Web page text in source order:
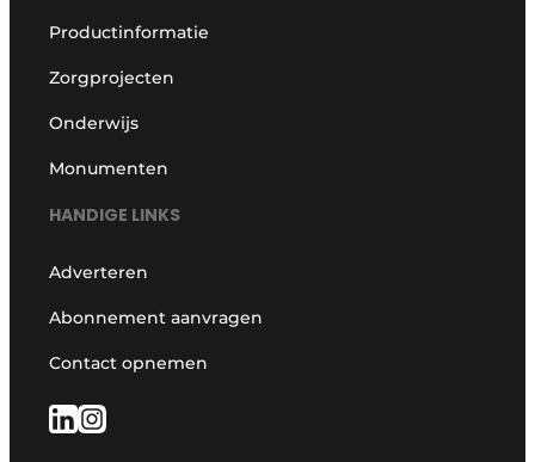
Productinformatie
Zorgprojecten
Onderwijs
Monumenten
HANDIGE LINKS
Adverteren
Abonnement aanvragen
Contact opnemen